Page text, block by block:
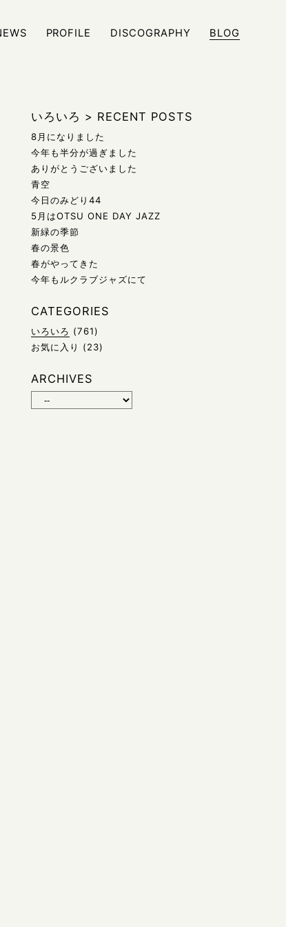
PROFILE DISCOGRAPHY BLOG
いろいろ > RECENT POSTS
8月になりました
今年も半分が過ぎました
ありがとうございました
青空
今日のみどり44
5月はOTSU ONE DAY JAZZ
新緑の季節
春の景色
春がやってきた
今年もルクラブジャズにて
CATEGORIES
いろいろ (761)
お気に入り
(23)
ARCHIVES